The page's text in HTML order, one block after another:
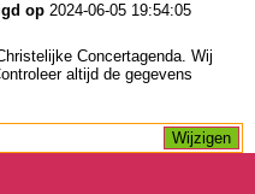
op 2024-06-05 19:54:05
Concertagenda. Wij
altijd de gegevens